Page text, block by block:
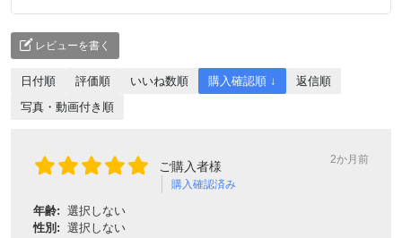
レビューを書く
日付順 評価順 いいね数順 購入確認順 ↓
返信順
写真・動画付き順
ご購入者様
購入確認済み
2か月前
年齢: 選択しない
性別: 選択しない